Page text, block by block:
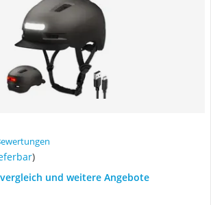
)
und weitere Angebote